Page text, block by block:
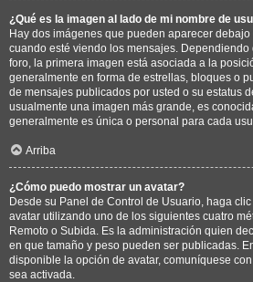
¿Qué es la imagen al lado de mi nombre de
Hay dos imágenes que pueden aparecer
cuando esté viendo los mensajes.
foro, la primera imagen está asociada a la
generalmente en forma de estrellas, bloques o
de mensajes publicados por usted o su estatus
usualmente una imagen más grande, es
generalmente es única o personal para cada
Arriba
¿Cómo puedo mostrar un avatar?
Desde su Panel de Control de Usuario, haga clic
avatar utilizando uno de los siguientes cuatro
Remoto o Subida. Es la administración quien
en que tamaño y peso pueden ser publicadas.
disponible la opción de avatar, comuníquese
sea activada.